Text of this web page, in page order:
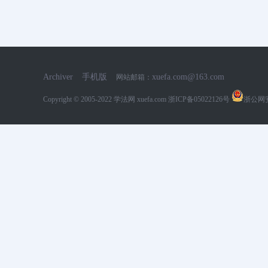
Archiver 手机版 网站邮箱： xuefa.com@163.com
Copyright © 2005-2022 学法网 xuefa.com 浙ICP备05022126号 浙公网